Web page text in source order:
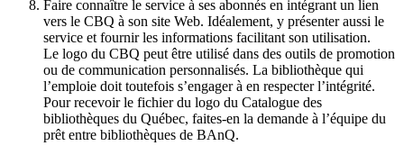
Faire connaître le service à ses abonnés en intégrant un lien
vers le CBQ à son site Web. Idéalement, y présenter aussi le
service et fournir les informations facilitant son utilisation.
Le logo du CBQ peut être utilisé dans des outils de promotion
ou de communication personnalisés. La bibliothèque qui
l’emploie doit toutefois s’engager à en respecter l’intégrité.
Pour recevoir le fichier du logo du Catalogue des
bibliothèques du Québec, faites-en la demande à l’équipe du
prêt entre bibliothèques de BAnQ.